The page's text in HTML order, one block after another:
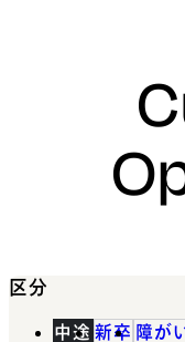
区分
中途 新卒 障が